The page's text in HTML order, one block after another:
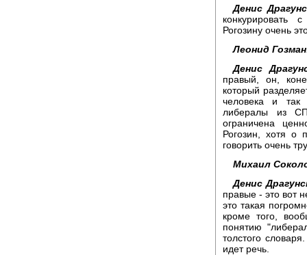
Денис
конкурировать
Рогозину очень
Леонид
Денис
правый, он,
который
человека и так
либералы из
ограничена
Рогозин, хотя о
говорить очень
Михаил
Денис
правые - это вот
это такая
кроме того,
понятию
толстого
идет речь.